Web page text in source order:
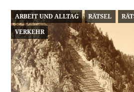
ARBEIT UND ALLTAG RÄTSEL
VERKEHR